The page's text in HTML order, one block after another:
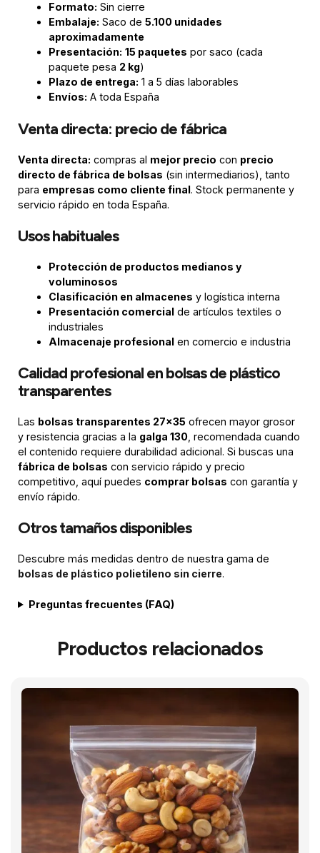
Formato: Sin cierre
Embalaje: Saco de 5.100 unidades
aproximadamente
Presentación: 15 paquetes por saco (cada
paquete pesa 2 kg)
Plazo de entrega: 1 a 5 días laborables
Envíos: A toda España
Venta directa: precio de fábrica
Venta directa: compras al mejor precio con precio
directo de fábrica de bolsas (sin intermediarios), tanto
para empresas como cliente final. Stock permanente y
servicio rápido en toda España.
Usos habituales
Protección de productos medianos y
voluminosos
Clasificación en almacenes y logística interna
Presentación comercialde artículos textiles o
industriales
Almacenaje profesionalen comercio e industria
Calidad profesional en bolsas de plástico
transparentes
Las bolsas transparentes 27×35 ofrecen mayor grosor
y resistencia gracias a la galga 130 , recomendada cuando
el contenido requiere durabilidad adicional. Si buscas una
fábrica de bolsas con servicio rápido y precio
competitivo, aquí puedes comprar bolsas con garantía y
envío rápido.
Otros tamaños disponibles
Descubre más medidas dentro de nuestra gama de
bolsas de plástico polietileno sin cierre.
Preguntas frecuentes (FAQ)
Productos relacionados